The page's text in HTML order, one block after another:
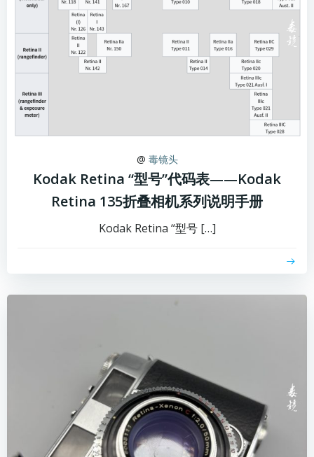
@ 毒镜头
Kodak Retina “型号”代码表——Kodak
Retina 135折叠相机系列说明手册
Kodak Retina “型号 […]